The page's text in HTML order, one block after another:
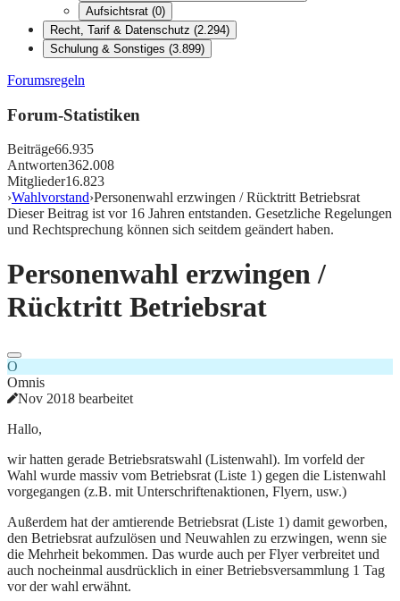
Aufsichtsrat (0)
Recht, Tarif & Datenschutz (2.294)
Schulung & Sonstiges (3.899)
Forumsregeln
Forum-Statistiken
Beiträge66.935
Antworten362.008
Mitglieder16.823
›Wahlvorstand›Personenwahl erzwingen / Rücktritt Betriebsrat
Dieser Beitrag ist vor 16 Jahren entstanden. Gesetzliche Regelungen
und Rechtsprechung können sich seitdem geändert haben.
Personenwahl erzwingen /
Rücktritt Betriebsrat
O
Omnis
Nov 2018 bearbeitet
Hallo,
wir hatten gerade Betriebsratswahl (Listenwahl). Im vorfeld der
Wahl wurde massiv vom Betriebsrat (Liste 1) gegen die Listenwahl
vorgegangen (z.B. mit Unterschriftenaktionen, Flyern, usw.)
Außerdem hat der amtierende Betriebsrat (Liste 1) damit geworben,
den Betriebsrat aufzulösen und Neuwahlen zu erzwingen, wenn sie
die Mehrheit bekommen. Das wurde auch per Flyer verbreitet und
auch nocheinmal ausdrücklich in einer Betriebsversammlung 1 Tag
vor der wahl erwähnt.